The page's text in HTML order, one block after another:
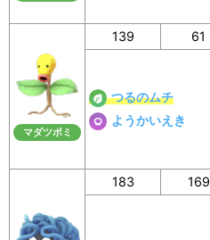
マダツボミ
139 61
つるのムチ
ようかいえき
183 169